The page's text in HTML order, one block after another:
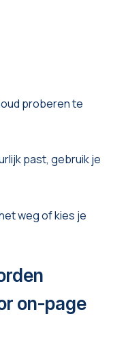
proberen te
past, gebruik je
weg of kies je
on-page